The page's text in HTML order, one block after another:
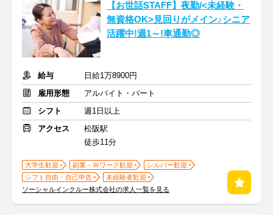
【お世話STAFF】夜勤/<未経験・
無資格OK>見回りがメイン♪シニア
活躍中!週1～!車通勤◎
給与
日給1万8900円
雇用形態
アルバイト・パート
シフト
週1日以上
アクセス
松阪駅
徒歩11分
大学生歓迎 副業・Ｗワーク歓迎
シルバー歓迎
シフト自由・自己申告
未経験者歓迎
ソーシャルインクルー株式会社の求人一覧を見る